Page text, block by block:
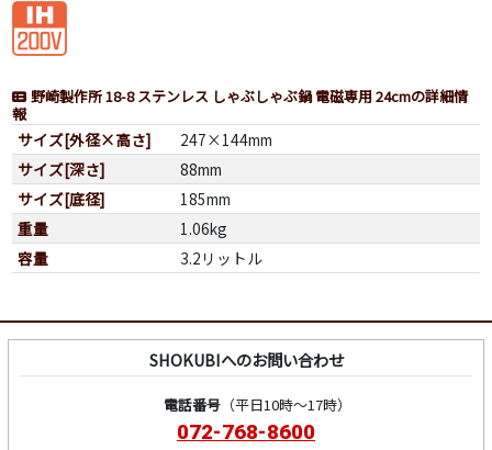
野崎製作所 18-8 ステンレス しゃぶしゃぶ鍋 電磁専用 24cmの詳細情
報
サイズ[外径×高さ]
247×144mm
サイズ[深さ]
88mm
サイズ[底径]
185mm
重量
1.06kg
容量
3.2リットル
SHOKUBIへのお問い合わせ
電話番号（平日10時～17時）
072-768-8600